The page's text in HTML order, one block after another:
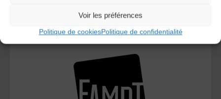
Voir les préférences
Politique de cookiesPolitique de confidentialité